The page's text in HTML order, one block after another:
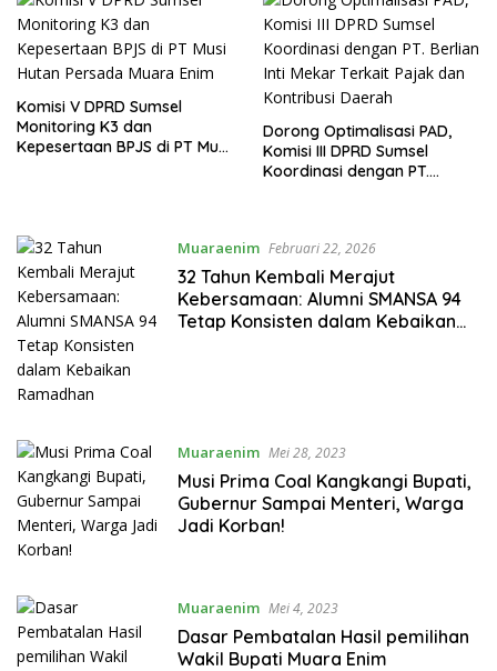
Komisi V DPRD Sumsel
Monitoring K3 dan
Kepesertaan BPJS di PT Musi
Dorong Optimalisasi PAD,
Komisi III DPRD Sumsel
Koordinasi dengan PT.
Muaraenim Februari 22, 2026
32 Tahun Kembali Merajut
Kebersamaan: Alumni SMANSA 94
Tetap Konsisten dalam Kebaikan
Muaraenim Mei 28, 2023
Musi Prima Coal Kangkangi Bupati,
Gubernur Sampai Menteri, Warga
Jadi Korban!
Muaraenim Mei 4, 2023
Dasar Pembatalan Hasil pemilihan
Wakil Bupati Muara Enim